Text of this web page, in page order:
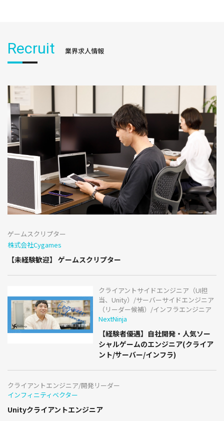
Recruit 業界求人情報
ゲームスクリプター
株式会社Cygames
【未経験歓迎】 ゲームスクリプター
クライアントサイドエンジニア（UI担
当、Unity）/サーバーサイドエンジニア
（リーダー候補）/インフラエンジニア
NextNinja
【経験者優遇】自社開発・人気ソー
シャルゲームのエンジニア(クライア
ント/サーバー/インフラ)
クライアントエンジニア/開発リーダー
インフィニティベクター
Unityクライアントエンジニア